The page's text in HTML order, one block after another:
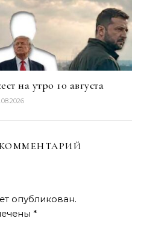
на утро 10 августа
опубликован.
*